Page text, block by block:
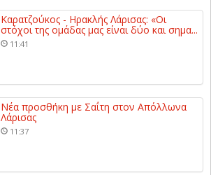
Καρατζούκος - Ηρακλής Λάρισας: «Οι
στόχοι της ομάδας μας είναι δύο και σημα...
11:41
Νέα προσθήκη με Σαΐτη στον Απόλλωνα
Λάρισας
11:37